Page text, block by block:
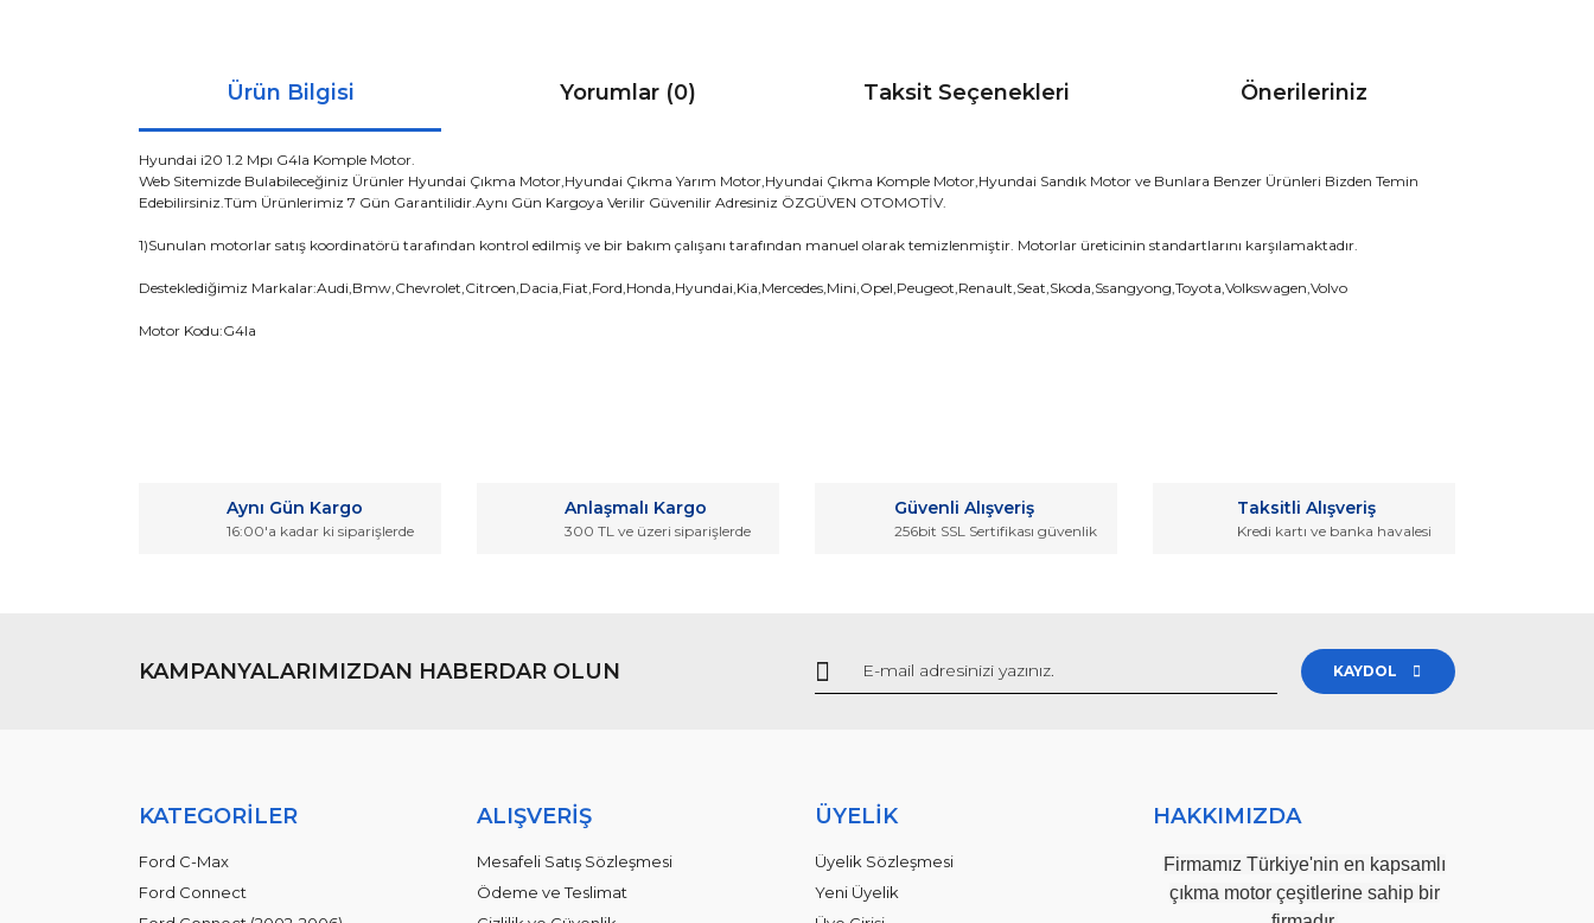
Ürün Bilgisi Yorumlar (0) Taksit Seçenekleri Önerileriniz
Hyundai i20 1.2 Mpı G4la Komple Motor.
Web Sitemizde Bulabileceğiniz Ürünler Hyundai Çıkma Motor,Hyundai Çıkma Yarım Motor,Hyundai Çıkma Komple Motor,Hyundai Sandık Motor ve Bunlara Benzer Ürünleri Bizden Temin
Edebilirsiniz.Tüm Ürünlerimiz 7 Gün Garantilidir.Aynı Gün Kargoya Verilir Güvenilir Adresiniz ÖZGÜVEN OTOMOTİV.
1)Sunulan motorlar satış koordinatörü tarafından kontrol edilmiş ve bir bakım çalışanı tarafından manuel olarak temizlenmiştir. Motorlar üreticinin standartlarını karşılamaktadır.
Desteklediğimiz Markalar:Audi,Bmw,Chevrolet,Citroen,Dacia,Fiat,Ford,Honda,Hyundai,Kia,Mercedes,Mini,Opel,Peugeot,Renault,Seat,Skoda,Ssangyong,Toyota,Volkswagen,Volvo
Motor Kodu:G4la
Ürün resmi kalitesiz, bozuk veya görüntülenemiyor.
Gönder
Aynı Gün Kargo
16:00'a kadar ki siparişlerde
Anlaşmalı Kargo
300 TL ve üzeri siparişlerde
Güvenli Alışveriş
256bit SSL Sertifikası güvenlik
Taksitli Alışveriş
Kredi kartı ve banka havalesi
KAMPANYALARIMIZDAN HABERDAR OLUN KAYDOL
KATEGORİLER
Ford C-Max
Ford Connect
ALIŞVERİŞ
Mesafeli Satış Sözleşmesi
Ödeme ve Teslimat
ÜYELİK
Üyelik Sözleşmesi
Yeni Üyelik
HAKKIMIZDA
Firmamız Türkiye'nin en kapsamlı
çıkma motor çeşitlerine sahip bir